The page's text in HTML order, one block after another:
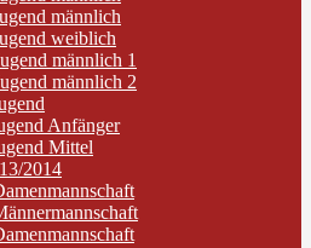
männlich
weiblich
männlich 1
männlich 2
Anfänger
Mittel
2014